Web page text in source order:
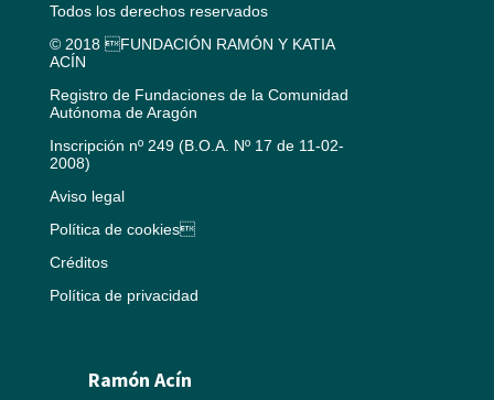
Todos los derechos reservados
© 2018 FUNDACIÓN RAMÓN Y KATIA
ACÍN
Registro de Fundaciones de la Comunidad
Autónoma de Aragón
Inscripción nº 249 (B.O.A. Nº 17 de 11-02-
2008)
Aviso legal
Política de cookies
Créditos
Política de privacidad
Ramón Acín